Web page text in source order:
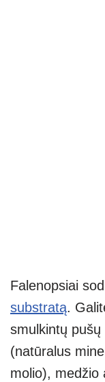
Falenopsiai
substratą.
smulkintų
(natūralus
molio), medžio